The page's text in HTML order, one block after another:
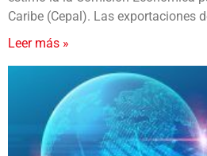
Caribe (Cepal). Las exportaciones
Leer más »